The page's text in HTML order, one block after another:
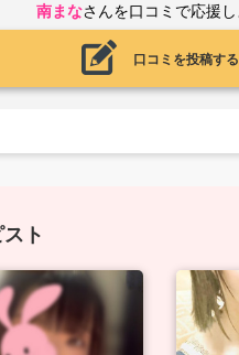
南まなさんを口コミで応援し
口コミを投稿する
ト